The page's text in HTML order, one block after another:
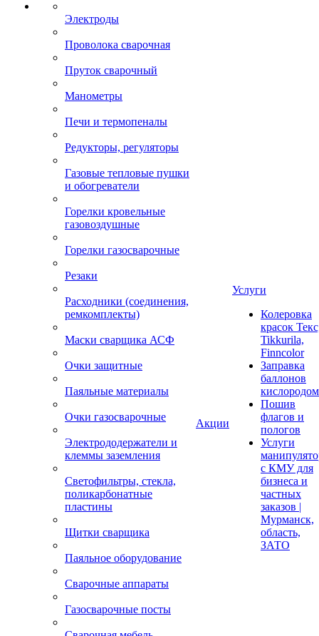
Электроды
Проволока сварочная
Пруток сварочный
Манометры
Печи и термопеналы
Редукторы, регуляторы
Газовые тепловые пушки
и обогреватели
Горелки кровельные
газовоздушные
Горелки газосварочные
Резаки
Расходники (соединения,
ремкомплекты)
Маски сварщика АСФ
Очки защитные
Паяльные материалы
Очки газосварочные
Электрододержатели и
клеммы заземления
Светофильтры, стекла,
поликарбонатные
пластины
Щитки сварщика
Паяльное оборудование
Сварочные аппараты
Газосварочные посты
Акции
Услуги
Колеровка
красок
Tikkurila,
Finncolor
Заправка
баллонов
кислородом
Пошив
флагов и
пологов
Услуги
с КМУ для
бизнеса и
частных
заказов |
Мурманск,
область,
ЗАТО